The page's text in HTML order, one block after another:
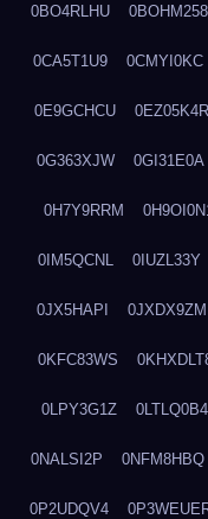
0BO4RLHU 0BOHM258
0CA5T1U9 0CMYI0KC
0E9GCHCU 0EZ05K4R
0G363XJW 0GI31E0A
0H7Y9RRM
0IM5QCNL 0IUZL33Y
0JX5HAPI 0JXDX9ZM
0KFC83WS
0LPY3G1Z 0LTLQ0B4
0NALSI2P 0NFM8HBQ
0P2UDQV4